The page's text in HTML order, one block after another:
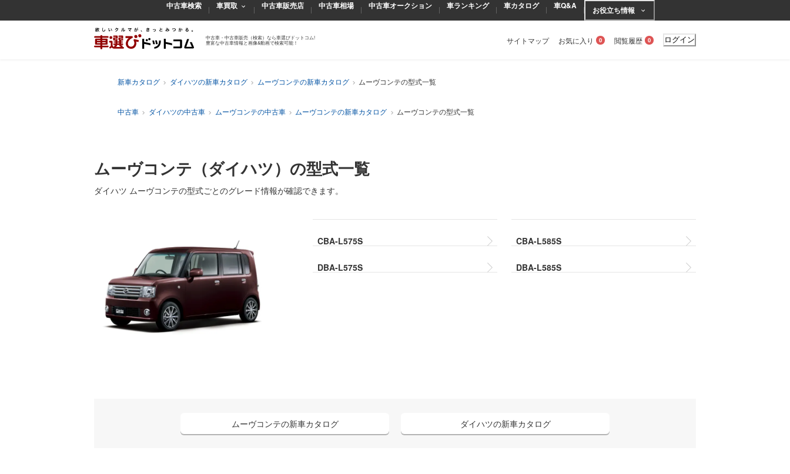
中古車検索 車買取 中古車販売店 中古車相場 中古車オークション 車ランキング 車カタログ 車Q&A お役立ち情報
中古車・中古車販売（検索）なら車選びドットコム!
豊富な中古車情報と画像&動画で検索可能！
サイトマップ お気に入り 0 閲覧履歴 0 ログイン
新車カタログ ダイハツの新車カタログ ムーヴコンテの新車カタログ ムーヴコンテの型式一覧
中古車 ダイハツの中古車 ムーヴコンテの中古車 ムーヴコンテの新車カタログ ムーヴコンテの型式一覧
ムーヴコンテ（ダイハツ）の型式一覧
ダイハツ ムーヴコンテの型式ごとのグレード情報が確認できます。
CBA-L575S CBA-L585S
DBA-L575S DBA-L585S
ムーヴコンテの新車カタログ ダイハツの新車カタログ